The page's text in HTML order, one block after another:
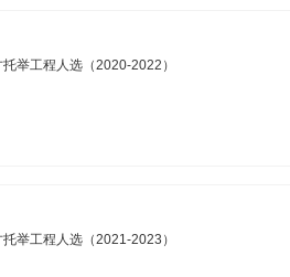
举工程人选（2020-2022）
举工程人选（2021-2023）